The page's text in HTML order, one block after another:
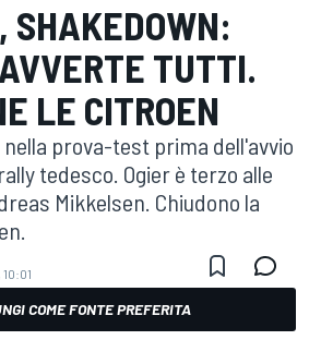
SHAKEDOWN:
TUTTI.
LE CITROEN
prova-test prima dell'avvio
tedesco. Ogier è terzo alle
Mikkelsen. Chiudono la
10:01
COME FONTE PREFERITA